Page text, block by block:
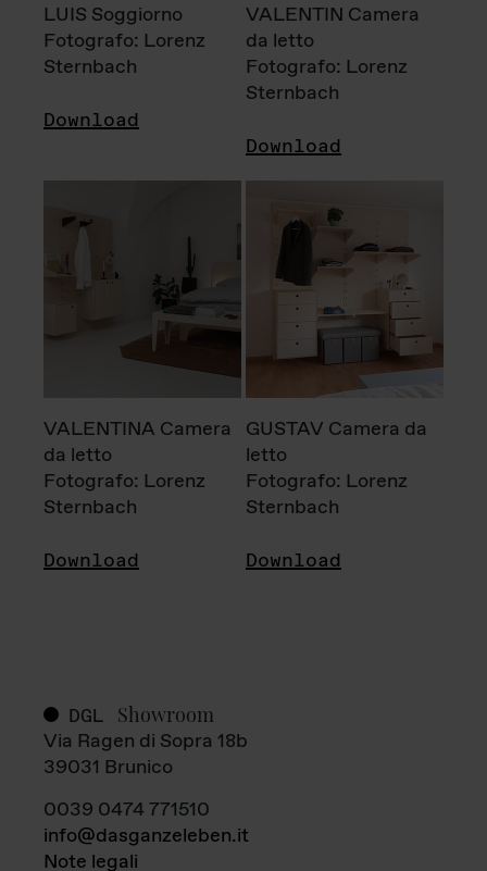
LUIS Soggiorno
Fotografo: Lorenz
Sternbach
Download
VALENTIN Camera
da letto
Fotografo: Lorenz
Sternbach
Download
VALENTINA Camera
da letto
Fotografo: Lorenz
Sternbach
Download
GUSTAV Camera da
letto
Fotografo: Lorenz
Sternbach
Download
DGL Showroom
Via Ragen di Sopra 18b
39031 Brunico
0039 0474 771510
info@dasganzeleben.it
Note legali